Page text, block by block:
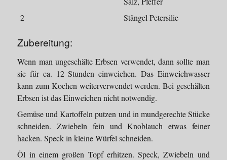
2
Stängel Petersilie
Zubereitung:
Wenn man ungeschälte Erbsen verwendet, dann sollte man
sie für ca. 12 Stunden einweichen. Das Einweichwasser
kann zum Kochen weiterverwendet werden. Bei geschälten
Erbsen ist das Einweichen nicht notwendig.
Gemüse und Kartoffeln putzen und in mundgerechte Stücke
schneiden. Zwiebeln fein und Knoblauch etwas feiner
hacken. Speck in kleine Würfel schneiden.
Öl in einem großen Topf erhitzen. Speck, Zwiebeln und